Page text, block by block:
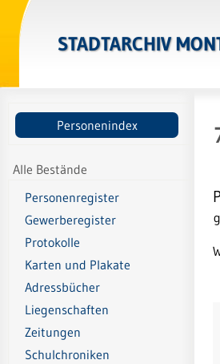
STADTARCHIV
Personenindex
Alle Bestände
Personenregister
Gewerberegister
Protokolle
Karten und Plakate
Adressbücher
Liegenschaften
Zeitungen
Schulchroniken